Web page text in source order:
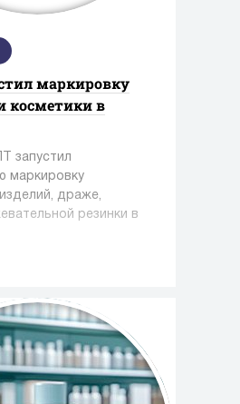
маркировку
косметики в
запустил
маркировку
драже,
резинки в